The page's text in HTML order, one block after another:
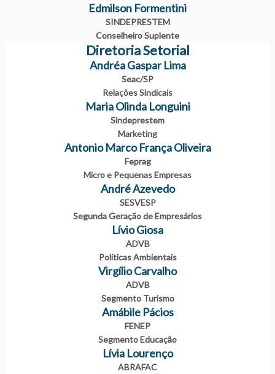
Edmilson Formentini
SINDEPRESTEM
Conselheiro Suplente
Diretoria Setorial
Andréa Gaspar Lima
Seac/SP
Relações Sindicais
Maria Olinda Longuini
Sindeprestem​
Marketing
Antonio Marco França Oliveira
Feprag
Micro e Pequenas Empresas
André Azevedo
SESVESP
Segunda Geração de Empresários
Lívio Giosa
ADVB
Políticas Ambientais
Virgílio Carvalho
ADVB
Segmento Turismo
Amábile Pácios
FENEP
Segmento Educação
Lívia Lourenço
ABRAFAC